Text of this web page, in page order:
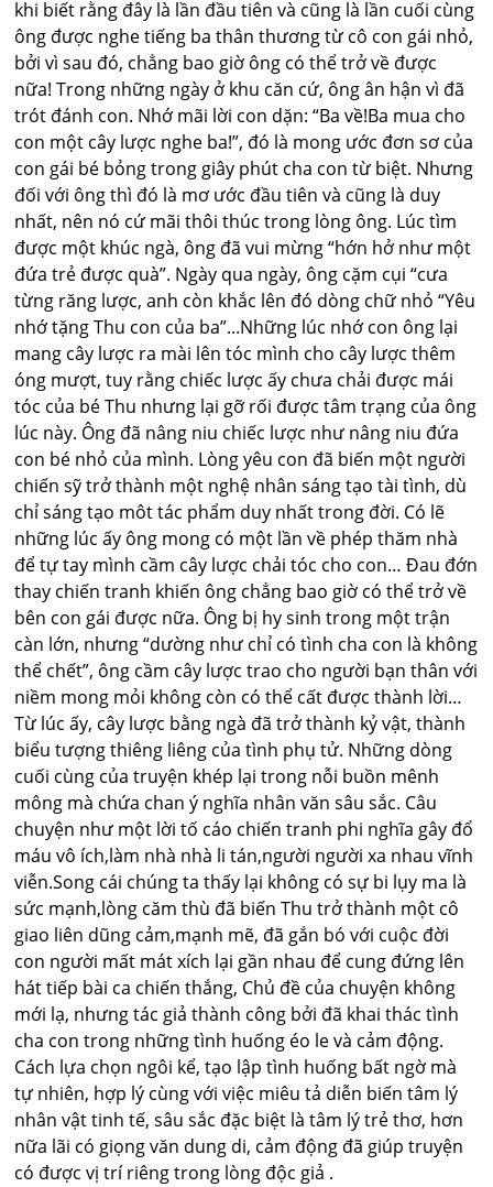
khi biết rằng đây là lần đầu tiên và cũng là lần cuối cùng
ông được nghe tiếng ba thân thương từ cô con gái nhỏ,
bởi vì sau đó, chẳng bao giờ ông có thể trở về được
nữa! Trong những ngày ở khu căn cứ, ông ân hận vì đã
trót đánh con. Nhớ mãi lời con dặn: “Ba về!Ba mua cho
con một cây lược nghe ba!”, đó là mong ước đơn sơ của
con gái bé bỏng trong giây phút cha con từ biệt. Nhưng
đối với ông thì đó là mơ ước đầu tiên và cũng là duy
nhất, nên nó cứ mãi thôi thúc trong lòng ông. Lúc tìm
được một khúc ngà, ông đã vui mừng “hớn hở như một
đứa trẻ được quà”. Ngày qua ngày, ông cặm cụi “cưa
từng răng lược, anh còn khắc lên đó dòng chữ nhỏ “Yêu
nhớ tặng Thu con của ba”...Những lúc nhớ con ông lại
mang cây lược ra mài lên tóc mình cho cây lược thêm
óng mượt, tuy rằng chiếc lược ấy chưa chải được mái
tóc của bé Thu nhưng lại gỡ rối được tâm trạng của ông
lúc này. Ông đã nâng niu chiếc lược như nâng niu đứa
con bé nhỏ của mình. Lòng yêu con đã biến một người
chiến sỹ trở thành một nghệ nhân sáng tạo tài tình, dù
chỉ sáng tạo môt tác phẩm duy nhất trong đời. Có lẽ
những lúc ấy ông mong có một lần về phép thăm nhà
để tự tay mình cầm cây lược chải tóc cho con… Đau đớn
thay chiến tranh khiến ông chẳng bao giờ có thể trở về
bên con gái được nữa. Ông bị hy sinh trong một trận
càn lớn, nhưng “dường như chỉ có tình cha con là không
thể chết”, ông cầm cây lược trao cho người bạn thân với
niềm mong mỏi không còn có thể cất được thành lời…
Từ lúc ấy, cây lược bằng ngà đã trở thành kỷ vật, thành
biểu tượng thiêng liêng của tình phụ tử. Những dòng
cuối cùng của truyện khép lại trong nỗi buồn mênh
mông mà chứa chan ý nghĩa nhân văn sâu sắc. Câu
chuyện như một lời tố cáo chiến tranh phi nghĩa gây đổ
máu vô ích,làm nhà nhà li tán,người người xa nhau vĩnh
viễn.Song cái chúng ta thấy lại không có sự bi lụy ma là
sức mạnh,lòng căm thù đã biến Thu trở thành một cô
giao liên dũng cảm,mạnh mẽ, đã gắn bó với cuộc đời
con người mất mát xích lại gần nhau để cung đứng lên
hát tiếp bài ca chiến thắng, Chủ đề của chuyện không
mới lạ, nhưng tác giả thành công bởi đã khai thác tình
cha con trong những tình huống éo le và cảm động.
Cách lựa chọn ngôi kể, tạo lập tình huống bất ngờ mà
tự nhiên, hợp lý cùng với việc miêu tả diễn biến tâm lý
nhân vật tinh tế, sâu sắc đặc biệt là tâm lý trẻ thơ, hơn
nữa lãi có giọng văn dung di, cảm động đã giúp truyện
có được vị trí riêng trong lòng độc giả .